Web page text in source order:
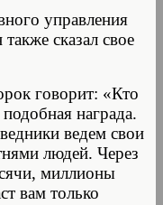
управления
сказал свое
говорит: «Кто
награда.
ведем свои
людей. Через
миллионы
вам только